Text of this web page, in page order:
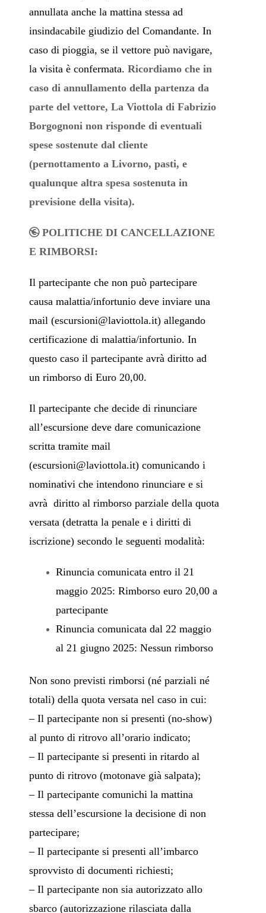
annullata anche la mattina stessa ad
insindacabile giudizio del Comandante. In
caso di pioggia, se il vettore può navigare,
la visita è confermata. Ricordiamo che in
caso di annullamento della partenza da
parte del vettore, La Viottola di Fabrizio
Borgognoni non risponde di eventuali
spese sostenute dal cliente
(pernottamento a Livorno, pasti, e
qualunque altra spesa sostenuta in
previsione della visita).
POLITICHE DI CANCELLAZIONE
E RIMBORSI:
Il partecipante che non può partecipare
causa malattia/infortunio deve inviare una
mail (escursioni@laviottola.it) allegando
certificazione di malattia/infortunio. In
questo caso il partecipante avrà diritto ad
un rimborso di Euro 20,00.
Il partecipante che decide di rinunciare
all’escursione deve dare comunicazione
scritta tramite mail
(escursioni@laviottola.it) comunicando i
nominativi che intendono rinunciare e si
avrà diritto al rimborso parziale della quota
versata (detratta la penale e i diritti di
iscrizione) secondo le seguenti modalità:
Rinuncia comunicata entro il 21
maggio 2025: Rimborso euro 20,00 a
partecipante
Rinuncia comunicata dal 22 maggio
al 21 giugno 2025: Nessun rimborso
Non sono previsti rimborsi (né parziali né
totali) della quota versata nel caso in cui:
– Il partecipante non si presenti (no-show)
al punto di ritrovo all’orario indicato;
– Il partecipante si presenti in ritardo al
punto di ritrovo (motonave già salpata);
– Il partecipante comunichi la mattina
stessa dell’escursione la decisione di non
partecipare;
– Il partecipante si presenti all’imbarco
sprovvisto di documenti richiesti;
– Il partecipante non sia autorizzato allo
sbarco (autorizzazione rilasciata dalla